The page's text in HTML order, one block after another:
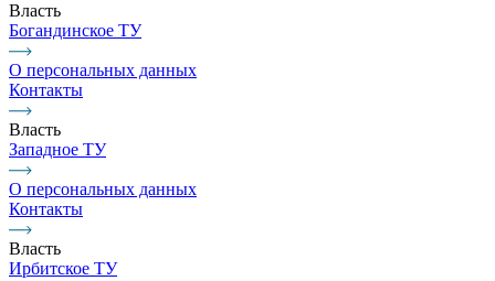
Власть
Богандинское ТУ
О персональных данных
Контакты
Власть
Западное ТУ
О персональных данных
Контакты
Власть
Ирбитское ТУ